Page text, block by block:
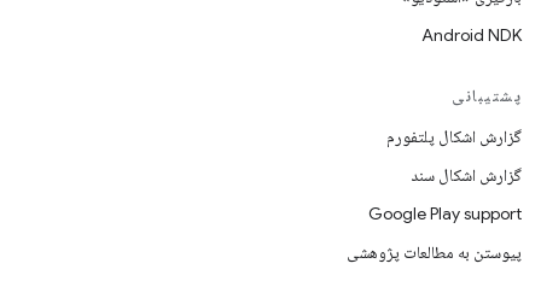
Android NDK
پشتیبانی
گزارش اشکال پلتفورم
گزارش اشکال سند
Google Play support
پیوستن به مطالعات پژوهشی